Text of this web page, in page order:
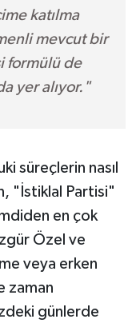
katılma
mevcut bir
formülü de
yer alıyor."
süreçlerin nasıl
"İstiklal Partisi"
en çok
Özel ve
veya erken
zaman
günlerde